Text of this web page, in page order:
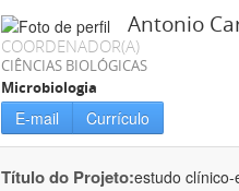
Antonio
COORDENADOR(A)
CIÊNCIAS BIOLÓGICAS
Microbiologia
E-mail Currículo
Título do Projeto:estudo